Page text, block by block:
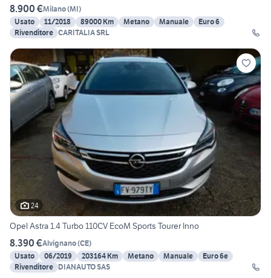
8.900 €Milano(MI)
Usato
11/2018 89000 Km Metano Manuale
Euro 6
Rivenditore CARITALIA SRL
24
Opel Astra 1.4 Turbo 110CV EcoM Sports Tourer Inno
8.390 €Alvignano(CE)
Usato
06/2019 203164 Km Metano Manuale
Euro 6e
Rivenditore DIANAUTO SAS